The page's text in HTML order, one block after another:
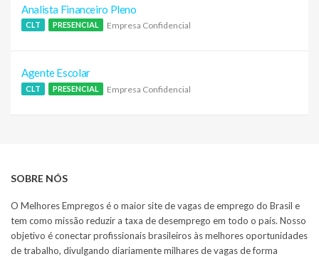
Analista Financeiro Pleno
CLT PRESENCIAL Empresa Confidencial
Agente Escolar
CLT PRESENCIAL Empresa Confidencial
SOBRE NÓS
O Melhores Empregos é o maior site de vagas de emprego do Brasil e
tem como missão reduzir a taxa de desemprego em todo o país. Nosso
objetivo é conectar profissionais brasileiros às melhores oportunidades
de trabalho, divulgando diariamente milhares de vagas de forma